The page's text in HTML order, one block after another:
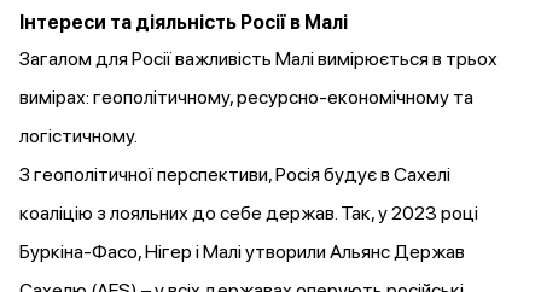
Інтереси та діяльність Росії в Малі
Загалом для Росії важливість Малі вимірюється в трьох
вимірах: геополітичному, ресурсно-економічному та
логістичному.
З геополітичної перспективи, Росіябудуєв Сахелі
коаліцію з лояльних до себе держав. Так, у 2023 році
Буркіна-Фасо, Нігер і Малі утворили Альянс Держав